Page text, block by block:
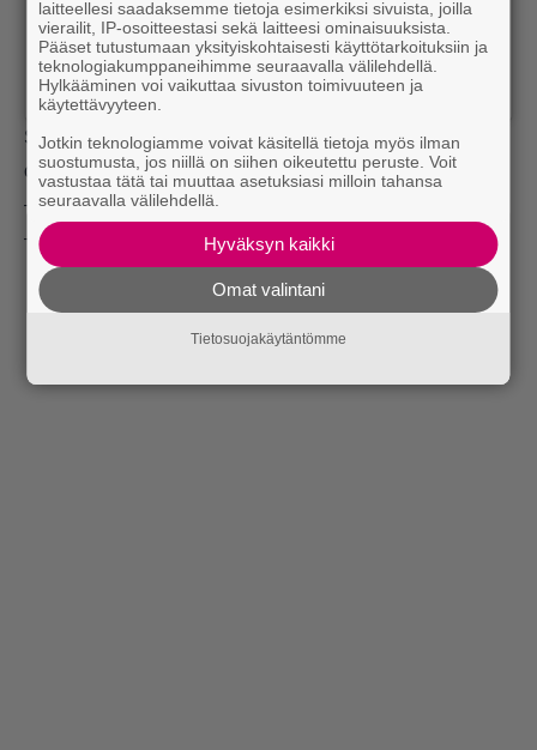
Seuraajat ovat varsin yhtä mieltä siitä, että valinta oli
oikea:
– Hienoa että he suostu!
– Tää on niin upee etten kestä.
laitteellesi saadaksemme tietoja esimerkiksi sivuista, joilla
vierailit, IP-osoitteestasi sekä laitteesi ominaisuuksista.
Pääset tutustumaan yksityiskohtaisesti käyttötarkoituksiin ja
teknologiakumppaneihimme seuraavalla välilehdellä.
Hylkääminen voi vaikuttaa sivuston toimivuuteen ja
käytettävyyteen.
Jotkin teknologiamme voivat käsitellä tietoja myös ilman
suostumusta, jos niillä on siihen oikeutettu peruste. Voit
vastustaa tätä tai muuttaa asetuksiasi milloin tahansa
seuraavalla välilehdellä.
Hyväksyn kaikki
Omat valintani
Tietosuojakäytäntömme